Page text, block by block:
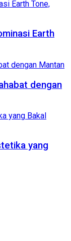
Earth
dengan
yang